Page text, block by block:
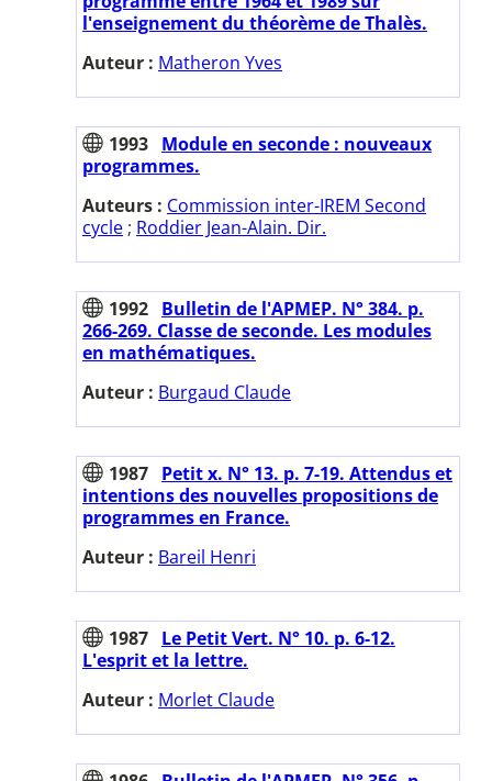
l'enseignement du théorème de Thalès.
Auteur : Matheron Yves
1993 Module en seconde : nouveaux
programmes.
Auteurs : Commission inter-IREM Second
cycle ; Roddier Jean-Alain. Dir.
1992 Bulletin de l'APMEP. N° 384. p.
266-269. Classe de seconde. Les modules
en mathématiques.
Auteur : Burgaud Claude
1987 Petit x. N° 13. p. 7-19. Attendus et
intentions des nouvelles propositions de
programmes en France.
Auteur : Bareil Henri
1987 Le Petit Vert. N° 10. p. 6-12.
L'esprit et la lettre.
Auteur : Morlet Claude